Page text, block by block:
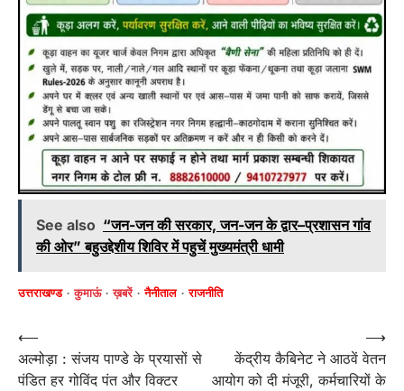
See also “जन-जन की सरकार, जन-जन के द्वार–प्रशासन गांव
की ओर” बहुउद्देशीय शिविर में पहुचें मुख्यमंत्री धामी
उत्तराखण्ड कुमाऊं ख़बरें नैनीताल राजनीति
Post
navigation
⟵
अल्मोड़ा : संजय पाण्डे के प्रयासों से
पंडित हर गोविंद पंत और विक्टर
केंद्रीय कैबिनेट ने आठवें वेतन
आयोग को दी मंजूरी, कर्मचारियों के
⟶